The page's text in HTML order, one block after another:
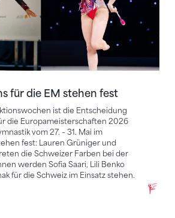
für die EM stehen fest
ist die Entscheidung
die Europameisterschaften 2026
vom 27. – 31. Mai im
fest: Lauren Grüniger und
die Schweizer Farben bei der
werden Sofia Saari, Lili Benko
für die Schweiz im Einsatz stehen.